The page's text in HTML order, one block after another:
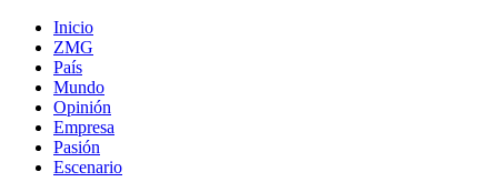
Inicio
ZMG
País
Mundo
Opinión
Empresa
Pasión
Escenario